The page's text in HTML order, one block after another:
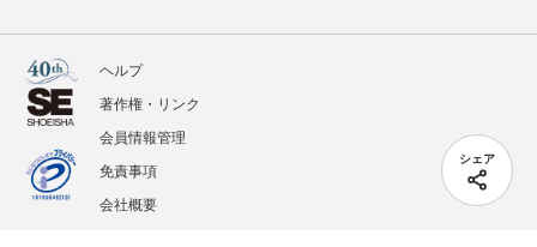
シェア
ヘルプ
著作権・リンク
会員情報管理
免責事項
会社概要